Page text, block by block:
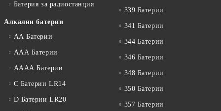
Батерия за радиостанция
Алкални батерии
АА Батерии
ААА Батерии
АААА Батерии
C Батерии LR14
D Батерии LR20
339 Батерии
341 Батерии
344 Батерии
346 Батерии
348 Батерии
350 Батерии
357 Батерии